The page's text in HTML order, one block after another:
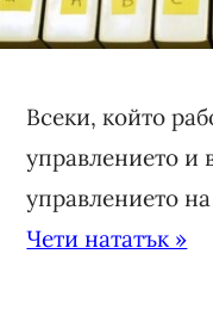
Всеки, който
управлението и
управлението
Чети нататък »